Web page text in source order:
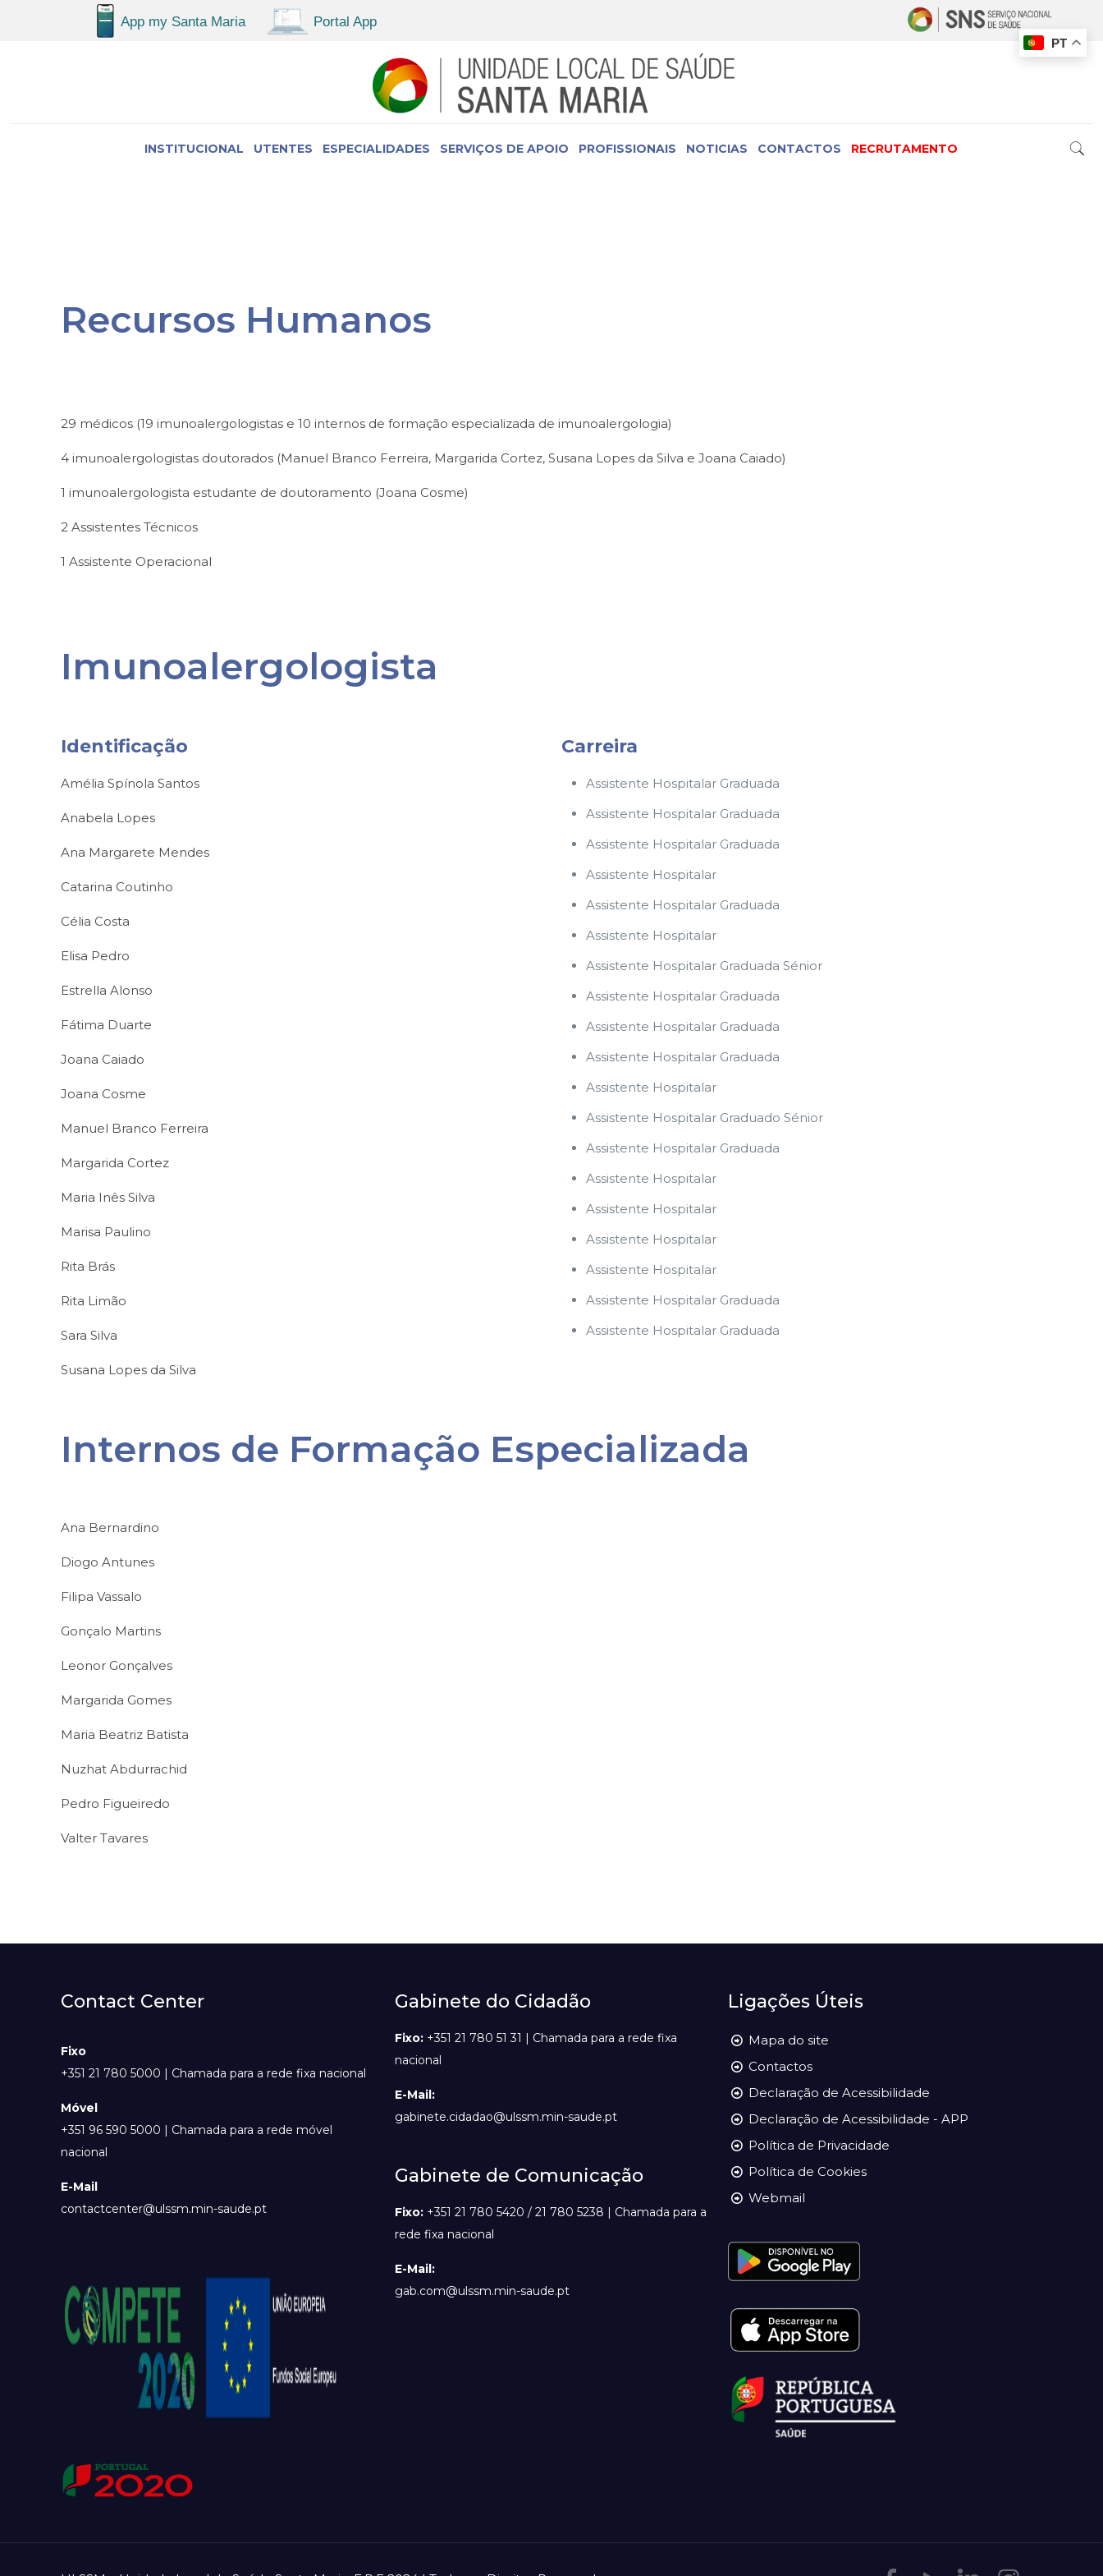
INSTITUCIONAL UTENTES ESPECIALIDADES SERVIÇOS DE APOIO PROFISSIONAIS NOTICIAS CONTACTOS RECRUTAMENTO
Recursos Humanos
29 médicos (19 imunoalergologistas e 10 internos de formação especializada de imunoalergologia)
4 imunoalergologistas doutorados (Manuel Branco Ferreira, Margarida Cortez, Susana Lopes da Silva e Joana Caiado)
1 imunoalergologista estudante de doutoramento (Joana Cosme)
2 Assistentes Técnicos
1 Assistente Operacional
Imunoalergologista
Identificação
Amélia Spínola Santos
Anabela Lopes
Ana Margarete Mendes
Catarina Coutinho
Célia Costa
Elisa Pedro
Estrella Alonso
Fátima Duarte
Joana Caiado
Joana Cosme
Manuel Branco Ferreira
Margarida Cortez
Maria Inês Silva
Marisa Paulino
Rita Brás
Rita Limão
Sara Silva
Susana Lopes da Silva
Carreira
Assistente Hospitalar Graduada
Assistente Hospitalar Graduada
Assistente Hospitalar Graduada
Assistente Hospitalar
Assistente Hospitalar Graduada
Assistente Hospitalar
Assistente Hospitalar Graduada Sénior
Assistente Hospitalar Graduada
Assistente Hospitalar Graduada
Assistente Hospitalar Graduada
Assistente Hospitalar
Assistente Hospitalar Graduado Sénior
Assistente Hospitalar Graduada
Assistente Hospitalar
Assistente Hospitalar
Assistente Hospitalar
Assistente Hospitalar
Assistente Hospitalar Graduada
Assistente Hospitalar Graduada
Internos de Formação Especializada
Ana Bernardino
Diogo Antunes
Filipa Vassalo
Gonçalo Martins
Leonor Gonçalves
Margarida Gomes
Maria Beatriz Batista
Nuzhat Abdurrachid
Pedro Figueiredo
Valter Tavares
Contact Center
Fixo
+351 21 780 5000 | Chamada para a rede fixa nacional
Móvel
+351 96 590 5000 | Chamada para a rede móvel
nacional
E-Mail
contactcenter@ulssm.min-saude.pt
Gabinete do Cidadão
Fixo:+351 21 780 51 31 | Chamada para a rede fixa
nacional
E-Mail:
gabinete.cidadao@ulssm.min-saude.pt
Gabinete de Comunicação
Fixo:+351 21 780 5420 / 21 780 5238 | Chamada para a
rede fixa nacional
E-Mail:
gab.com@ulssm.min-saude.pt
Ligações Úteis
Mapa do site
Contactos
Declaração de Acessibilidade
Declaração de Acessibilidade - APP
Política de Privacidade
Política de Cookies
Webmail
PT